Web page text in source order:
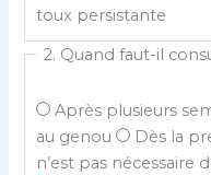
toux persistante
2. Quand faut-il
Après plusieurs
au genou
Dès la
n’est pas nécessaire